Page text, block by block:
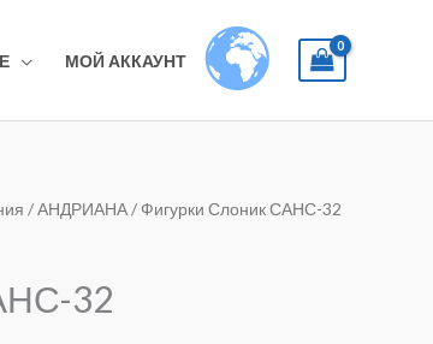
МОЙ АККАУНТ
/АНДРИАНА/ Фигурки Слоник САНС-32
32